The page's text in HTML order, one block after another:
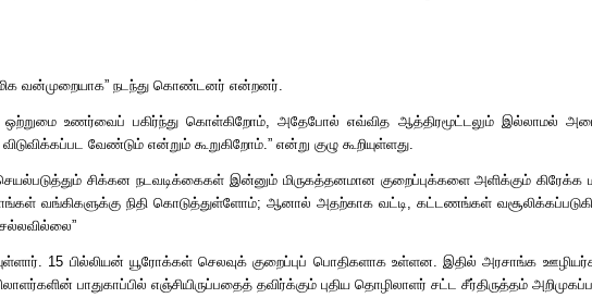
வன்முறையாக” நடந்து கொண்டனர் என்றனர்.
உணர்வைப் பகிர்ந்து கொள்கிறோம்,அதேபோல் எவ்வித ஆத்திரமூட்டலும் இல்லாமல்
வேண்டும் என்றும் கூறுகிறோம்.” என்று குழு கூறியுள்ளது.
சிக்கன நடவடிக்கைகள் இன்னும் மிருகத்தனமான குறைப்புக்களை அளிக்கும் கிரேக்க
வங்கிகளுக்கு நிதி கொடுத்துள்ளோம்; ஆனால் அதற்காக வட்டி, கட்டணங்கள்
”
. 15 பில்லியன் யூரோக்கள் செலவுக் குறைப்புப் பொதிகளாக உள்ளன. இதில் அரசாங்க
பாதுகாப்பில் எஞ்சியிருப்பதைத் தவிர்க்கும் புதிய தொழிலாளர் சட்ட சீர்திருத்தம்